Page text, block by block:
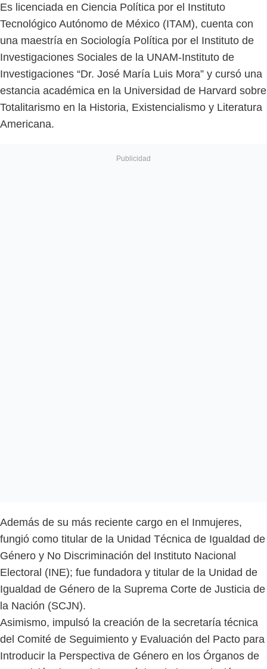
Es licenciada en Ciencia Política por el Instituto
Tecnológico Autónomo de México (ITAM), cuenta con
una maestría en Sociología Política por el Instituto de
Investigaciones Sociales de la UNAM-Instituto de
Investigaciones “Dr. José María Luis Mora” y cursó una
estancia académica en la Universidad de Harvard sobre
Totalitarismo en la Historia, Existencialismo y Literatura
Americana.
Además de su más reciente cargo en el Inmujeres,
fungió como titular de la Unidad Técnica de Igualdad de
Género y No Discriminación del Instituto Nacional
Electoral (INE); fue fundadora y titular de la Unidad de
Igualdad de Género de la Suprema Corte de Justicia de
la Nación (SCJN).
Asimismo, impulsó la creación de la secretaría técnica
del Comité de Seguimiento y Evaluación del Pacto para
Introducir la Perspectiva de Género en los Órganos de